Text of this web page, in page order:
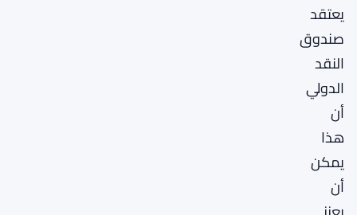
يعتقد
صندوق
النقد
الدولي
أن
هذا
يمكن
أن